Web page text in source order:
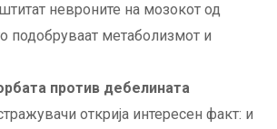
невроните на мозокот од
подобруваат метаболизмот и
против дебелината
открија интересен факт: и